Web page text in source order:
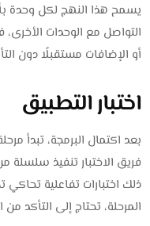
يسمح هذا النهج لكل وحدة
التواصل مع الوحدات
أو الإضافات مستقبلًا دون
اختبار التطبيق
بعد اكتمال البرمجة، تبدأ
فريق الاختبار تنفيذ سلسلة
ذلك اختبارات تفاعلية
المرحلة، تحتاج إلى التأكد من